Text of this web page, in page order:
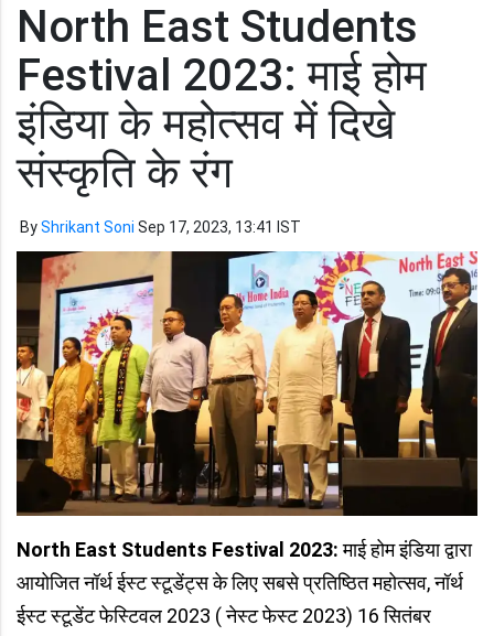
North East Students
Festival 2023: माई होम
इंडिया के महोत्सव में दिखे
संस्कृति के रंग
ByShrikant Soni Sep 17, 2023, 13:41 IST
North East Students Festival 2023:माई होम इंडिया द्वारा
आयोजित नॉर्थ ईस्ट स्टूडेंट्स के लिए सबसे प्रतिष्ठित महोत्सव, नॉर्थ
ईस्ट स्टूडेंट फेस्टिवल 2023 ( नेस्ट फेस्ट 2023) 16 सितंबर